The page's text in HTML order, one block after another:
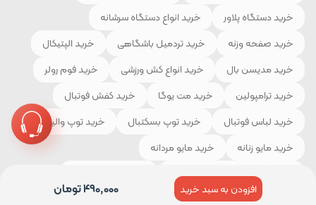
490,000تومان افزودن به سبد خرید
خرید دستگاه پلاور
خرید انواع دستگاه سرشانه
خرید صفحه وزنه
خرید تردمیل باشگاهی
خرید الپتیکال
خرید مدیسن بال
خرید انواع کش ورزشی
خرید فوم رولر
خرید ترامپولین
خرید مت یوگا
خرید کفش فوتبال
خرید لباس فوتبال
خرید توپ بسکتبال
خرید توپ والیبال
خرید مایو زنانه
خرید مایو مردانه
خرید لوازم و تجهیزات کوهنوردی
خرید کیسه خواب
خرید کفش کوهنوردی خرید لباس ورزشی